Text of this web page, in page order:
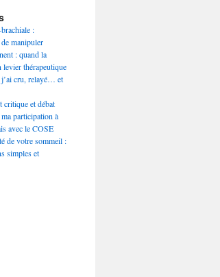
:
manipuler
: quand la
thérapeutique
j’ai cru, relayé… et
critique et débat
participation à
avec le COSE
de votre sommeil :
simples et